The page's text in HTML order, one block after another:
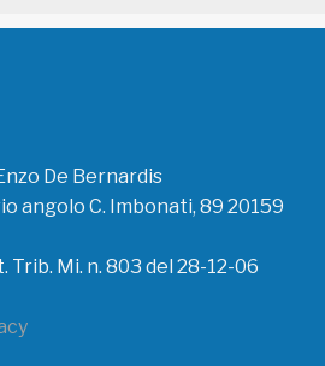
De Bernardis
angolo C. Imbonati, 89 20159
Trib. Mi. n. 803 del 28-12-06